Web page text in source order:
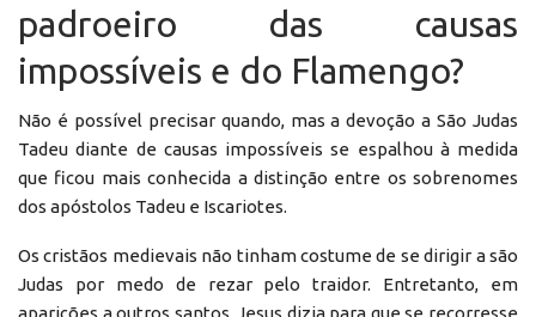
padroeiro das causas
impossíveis e do Flamengo?
Não é possível precisar quando, mas a devoção a São Judas
Tadeu diante de causas impossíveis se espalhou à medida
que ficou mais conhecida a distinção entre os sobrenomes
dos apóstolos Tadeu e Iscariotes.
Os cristãos medievais não tinham costume de se dirigir a são
Judas por medo de rezar pelo traidor. Entretanto, em
aparições a outros santos, Jesus dizia para que se recorresse